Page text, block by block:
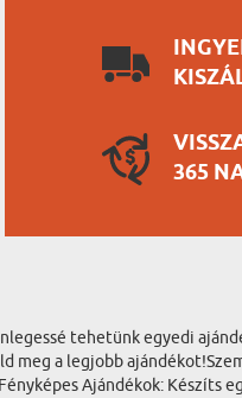
365
tehetünk egyedi
meg a legjobb
Ajándékok: